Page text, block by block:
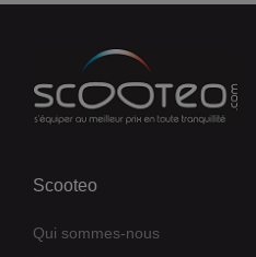
Scooteo
Qui sommes-nous